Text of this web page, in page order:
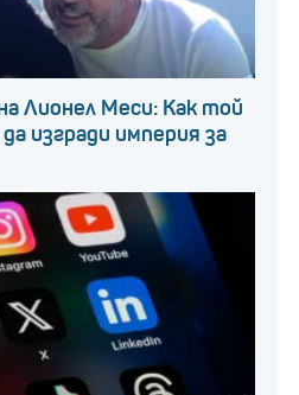
Лионел Меси: Как той
изгради империя за